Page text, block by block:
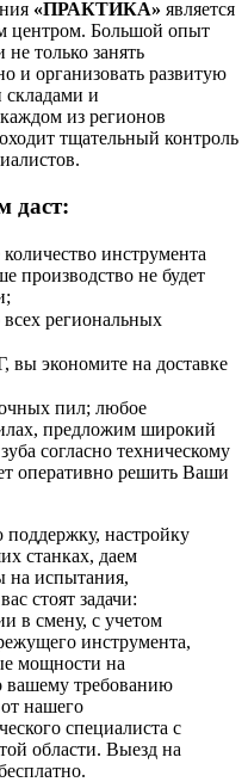
«ПРАКТИКА» является
центром. Большой опыт
только занять
и организовать развитую
складами и
из регионов
тщательный контроль
даст:
инструмента
производство не будет
региональных
вы экономите на доставке
пил; любое
предложим широкий
согласно техническому
оперативно решить Ваши
настройку
станках, даем
на испытания,
стоят задачи:
в смену, с учетом
инструмента,
мощности на
вашему требованию
нашего
специалиста с
области. Выезд на